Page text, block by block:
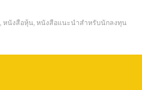
, หนังสือหุ้น, หนังสือแนะนำสำหรับนักลงทุน